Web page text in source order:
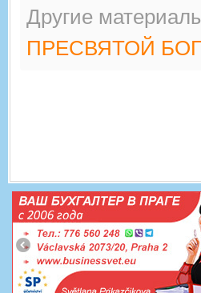
Другие
ПРЕСВЯТОЙ